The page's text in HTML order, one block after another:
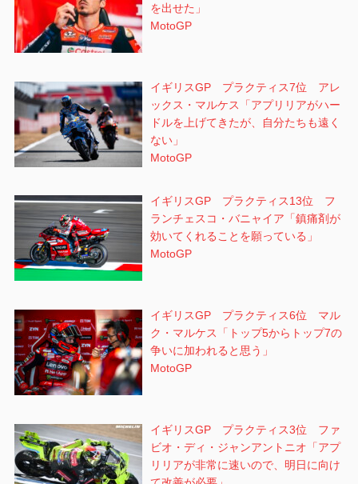
を出せた」
MotoGP
イギリスGP プラクティス7位 アレ
ックス・マルケス「アプリリアがハー
ドルを上げてきたが、自分たちも遠く
ない」
MotoGP
イギリスGP プラクティス13位 フ
ランチェスコ・バニャイア「鎮痛剤が
効いてくれることを願っている」
MotoGP
イギリスGP プラクティス6位 マル
ク・マルケス「トップ5からトップ7の
争いに加われると思う」
MotoGP
イギリスGP プラクティス3位 ファ
ビオ・ディ・ジャンアントニオ「アプ
リリアが非常に速いので、明日に向け